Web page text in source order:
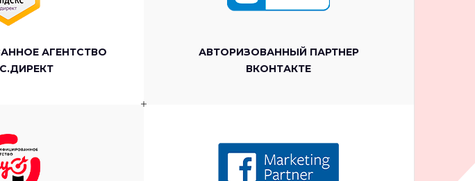
АГЕНТСТВО
АВТОРИЗОВАННЫЙ ПАРТНЕР
ВКОНТАКТЕ